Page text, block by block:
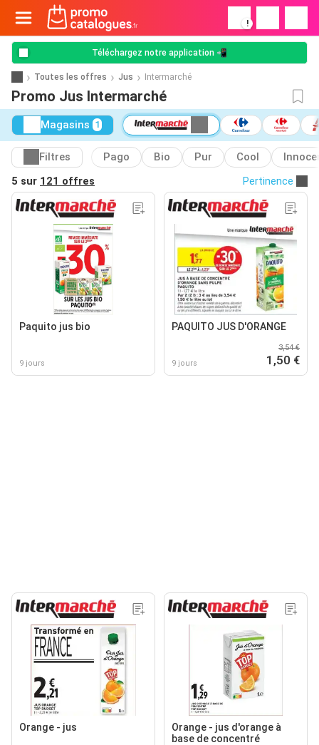
!
Téléchargez notre application 📲
Toutes les offres Jus Intermarché
Promo Jus Intermarché
Magasins 1
Filtres Pago Bio Pur Cool
5 sur 121 offres Pertinence
Paquito jus bio
9 jours
PAQUITO JUS D'ORANGE
9 jours
3,54 €
1,50 €
Orange - jus
Orange - jus d'orange à
base de concentré